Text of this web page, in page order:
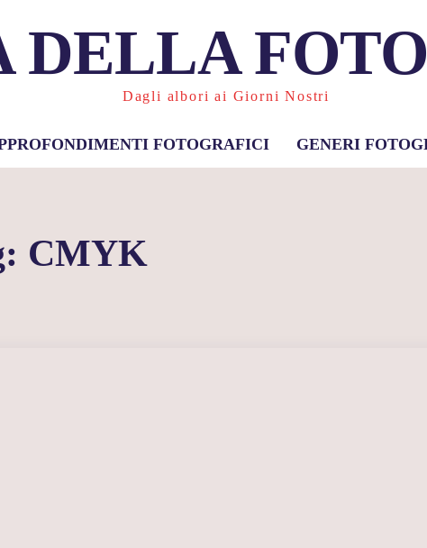
DELLA
Dagli albori ai Giorni Nostri
FOTOGRAFICI GENERI
CMYK